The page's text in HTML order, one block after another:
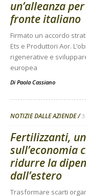
un’alleanza
fronte italiano
Firmato un accordo
Ets e Produttori Aor.
rigenerative e
europea
Di Paola Cassiano
NOTIZIE DALLE AZIENDE
Fertilizzanti,
sull’economia
ridurre la
dall’estero
Trasformare scarti